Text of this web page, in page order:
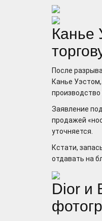
Канье
После
Канье
производство
Заявление
продажей
уточняется.
Кстати,
отдавать на
Dior и